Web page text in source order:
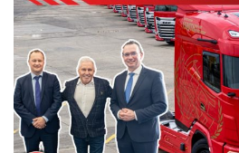
DAF
első
embere
adta
át
a
Révész-